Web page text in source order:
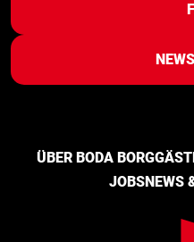
ÜBER BODA BORG
JOBSNEWS